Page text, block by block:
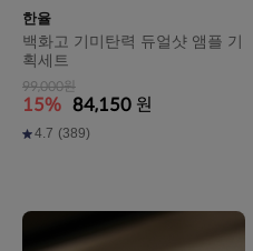
한율
백화고 기미탄력 듀얼샷 앰플 기
획세트
99,000원
15% 84,150 원
4.7 (389)